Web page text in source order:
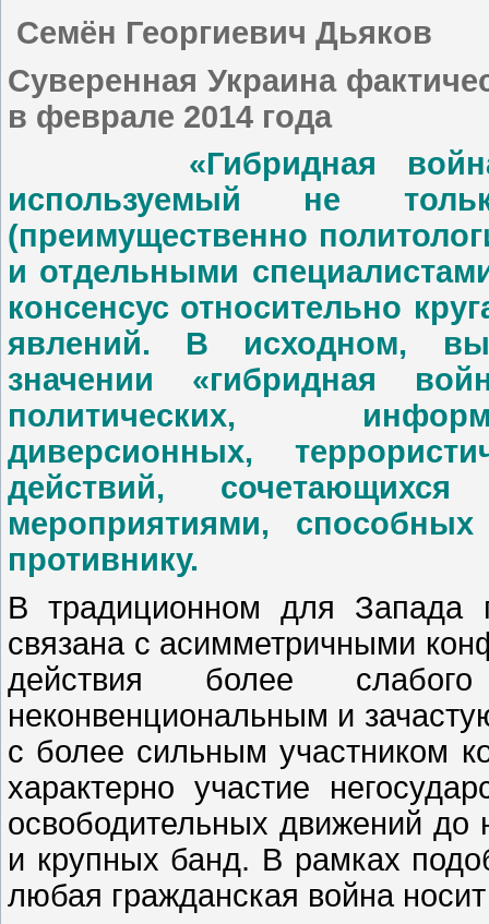
Семён Георгиевич Дьяков
Суверенная Украина
в феврале 2014 года
«Гибридная война»
используемый не
(преимущественно
и отдельными
консенсус относительно
явлений. В исходном,
значении «гибридная
политических,
диверсионных,
действий,
мероприятиями,
противнику.
В традиционном для Запада
связана с асимметричными
действия более
неконвенциональным и
с более сильным участником
характерно участие
освободительных движений до
и крупных банд. В рамках
любая гражданская война